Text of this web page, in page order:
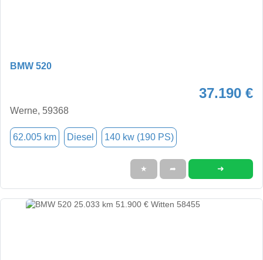
BMW 520
37.190 €
Werne, 59368
62.005 km Diesel 140 kw (190 PS)
★ ➦ ➜